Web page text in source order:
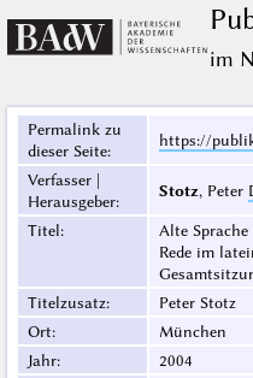
im
Permalink zu
dieser Seite:
https://
Verfasser |
Herausgeber:
Stotz, Peter
Titel:
Alte
Rede im
Titelzusatz:
Peter Stotz
Ort:
München
Jahr:
2004